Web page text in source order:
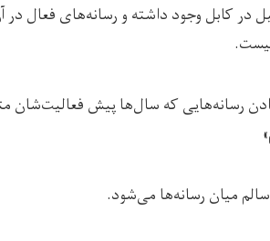
در کابل وجود داشته و رسانه‌های فعال در
رسانه‌هایی که سال‌ها پیش فعالیت‌شان
میان رسانه‌ها می‌شود.